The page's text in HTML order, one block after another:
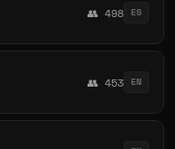
👥 498 ES
👥 453 EN